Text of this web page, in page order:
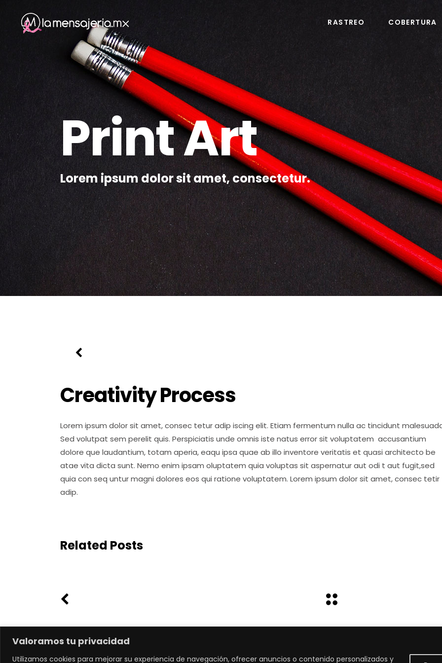
Valoramos tu privacidad
Utilizamos cookies para mejorar su experiencia de navegación, ofrecer anuncios o contenido personalizados y
RASTREO COBERTURA
Print Art
Lorem ipsum dolor sit amet, consectetur.
Creativity Process
Lorem ipsum dolor sit amet, consec tetur adip iscing elit. Etiam fermentum nulla ac tincidunt
Sed volutpat sem perelit quis. Perspiciatis unde omnis iste natus error sit voluptatem accusantium
dolore que laudantium, totam aperia, eaqu ipsa quae ab illo inventore veritatis et quasi architecto be
atae vita dicta sunt. Nemo enim ipsam oluptatem quia voluptas sit aspernatur aut odi t aut fugit,sed
quia con seq untur magni dolores eos qui ratione voluptatem. Lorem ipsum dolor sit amet, consec tetir
adip.
Related Posts